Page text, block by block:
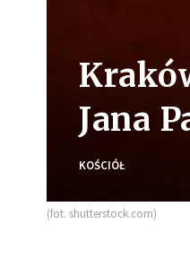
Jana
KOŚCIÓŁ
(fot. shutterstock.com)